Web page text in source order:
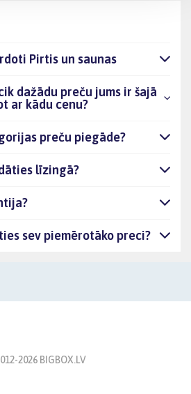
Pirtis un saunas
dažādu preču jums ir šajā
ar kādu cenu?
preču piegāde?
līzingā?
sev piemērotāko preci?
2026 BIGBOX.LV